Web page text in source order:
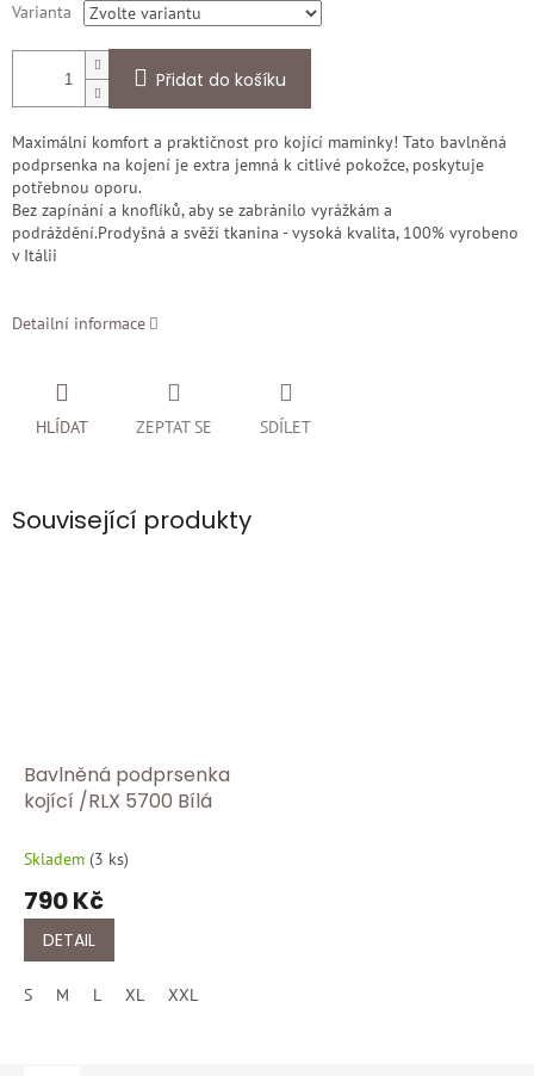
Varianta
Přidat do košíku
Maximální komfort a praktičnost pro kojící maminky! Tato bavlněná
podprsenka na kojení je extra jemná k citlivé pokožce, poskytuje
potřebnou oporu.
Bez zapínání a knoflíků, aby se zabránilo vyrážkám a
podráždění.Prodyšná a svěží tkanina - vysoká kvalita, 100% vyrobeno
v Itálii
Detailní informace
ZEPTAT SE
HLÍDAT SDÍLET
Související produkty
Bavlněná podprsenka
kojící /RLX 5700 Bílá
Skladem (3 ks)
790 Kč
DETAIL
S M L XL XXL